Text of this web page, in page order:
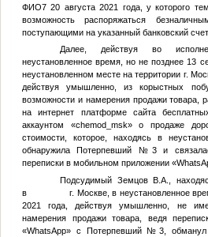
ФИО720 августа 2021 года, у которого
возможность распоряжаться
поступающими на указанный банковский счет.
Далее, действуя во
неустановленное время, но не позднее 13
неустановленном месте на территории г.
действуя умышленно, из корыстных
возможности и намерения продажи товара,
на интернет платформе сайта
аккаунтом «chemod_msk» о продаже
стоимости, которое, находясь в
обнаружила
Потерпевший №3 и
переписки в мобильном приложении
Подсудимый Земцов В.А.
,
в г. Москве, в неустановленное время,
2021 года, действуя умышленно, не
намерения продажи товара, ведя
«WhatsApp» с Потерпевший №3 ,